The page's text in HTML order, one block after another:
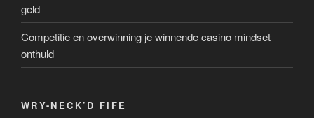
geld
Competitie en overwinning je winnende casino mindset
onthuld
WRY-NECK’D FIFE